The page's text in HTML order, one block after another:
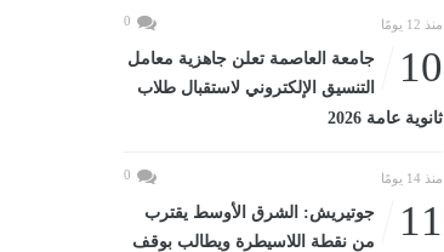
منذ 12 يومًا 0
10
جامعة العاصمة تعلن جاهزية معامل
التنسيق الإلكتروني لاستقبال طلاب
ثانوية عامة 2026
منذ 14 يومًا 0
11
جوتيريش: الشرق الأوسط يقترب
من نقطة اللاسيطرة ويطالب بوقف